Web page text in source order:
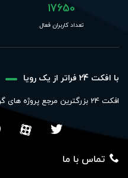
17650
تعداد کاربران فعال
با افکت 24 فراتر از یک رویا
افکت 24 بزرگترین مرجع پروژه های گرافیکی در ایران
تماس با ما